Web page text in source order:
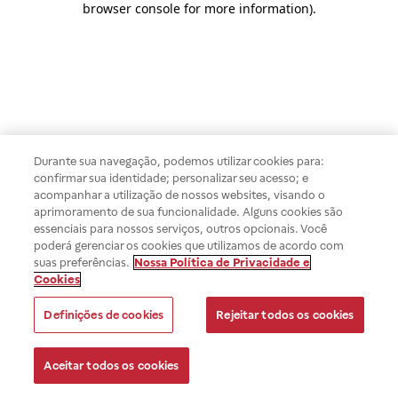
browser console for more information).
Durante sua navegação, podemos utilizar cookies para:
confirmar sua identidade; personalizar seu acesso; e
acompanhar a utilização de nossos websites, visando o
aprimoramento de sua funcionalidade. Alguns cookies são
essenciais para nossos serviços, outros opcionais. Você
poderá gerenciar os cookies que utilizamos de acordo com
suas preferências. Nossa Política de Privacidade e
Cookies
Definições de cookies Rejeitar todos os cookies
Aceitar todos os cookies